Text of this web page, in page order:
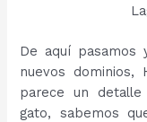
De aquí pasamos
nuevos
parece un
gato, sabemos